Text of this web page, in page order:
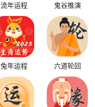
流年运程 鬼谷推演
兔年运程 六道轮回